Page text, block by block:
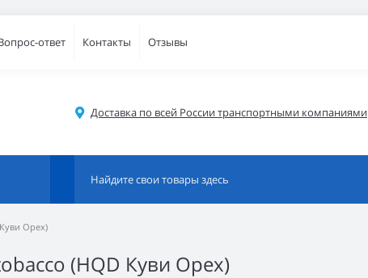
ответ Контакты Отзывы
Доставка по всей России транспортными компаниями
Орех)
(HQD Куви Орех)